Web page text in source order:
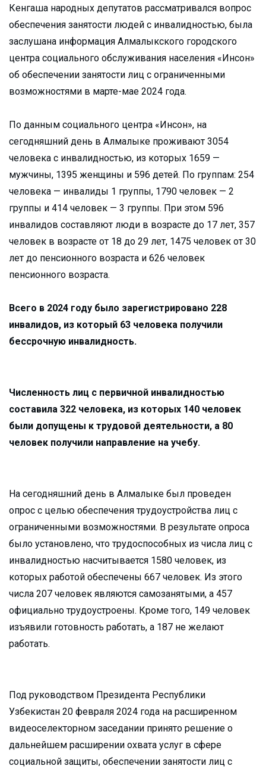
Кенгаша народных депутатов рассматривался вопрос
обеспечения занятости людей с инвалидностью, была
заслушана информация Алмалыкского городского
центра социального обслуживания населения «Инсон»
об обеспечении занятости лиц с ограниченными
возможностями в марте-мае 2024 года.
По данным социального центра «Инсон», на
сегодняшний день в Алмалыке проживают 3054
человека с инвалидностью, из которых 1659 —
мужчины, 1395 женщины и 596 детей. По группам: 254
человека — инвалиды 1 группы, 1790 человек — 2
группы и 414 человек — 3 группы. При этом 596
инвалидов составляют люди в возрасте до 17 лет, 357
человек в возрасте от 18 до 29 лет, 1475 человек от 30
лет до пенсионного возраста и 626 человек
пенсионного возраста.
Всего в 2024 году было зарегистрировано 228
инвалидов, из который 63 человека получили
бессрочную инвалидность.
Численность лиц с первичной инвалидностью
составила 322 человека, из которых 140 человек
были допущены к трудовой деятельности, а 80
человек получили направление на учебу.
На сегодняшний день в Алмалыке был проведен
опрос с целью обеспечения трудоустройства лиц с
ограниченными возможностями. В результате опроса
было установлено, что трудоспособных из числа лиц с
инвалидностью насчитывается 1580 человек, из
которых работой обеспечены 667 человек. Из этого
числа 207 человек являются самозанятыми, а 457
официально трудоустроены. Кроме того, 149 человек
изъявили готовность работать, а 187 не желают
работать.
Под руководством Президента Республики
Узбекистан 20 февраля 2024 года на расширенном
видеоселекторном заседании принято решение о
дальнейшем расширении охвата услуг в сфере
социальной защиты, обеспечении занятости лиц с